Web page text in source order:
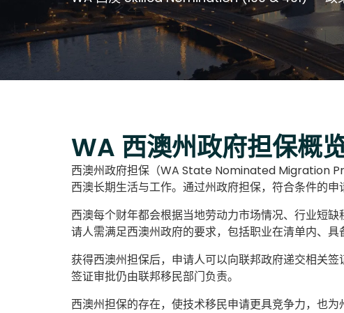
WA 西澳州政府担保概
西澳州政府担保（WA State Nominated Migration
西澳长期生活与工作。通过州政府担保，符合条件的
西澳每个财年都会根据当地劳动力市场情况、行业
请人需满足西澳州政府的要求，包括职业在清单内、
获得西澳州担保后，申请人可以向联邦政府递交相关签
签证审批仍由联邦移民部门负责。
西澳州担保的存在，使技术移民申请更具竞争力，也为